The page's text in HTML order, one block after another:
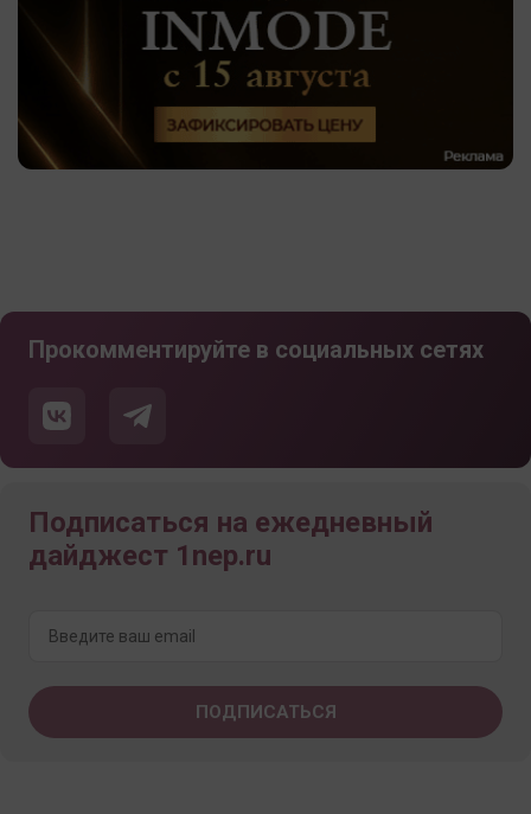
Прокомментируйте в социальных сетях
Подписаться на ежедневный
дайджест 1nep.ru